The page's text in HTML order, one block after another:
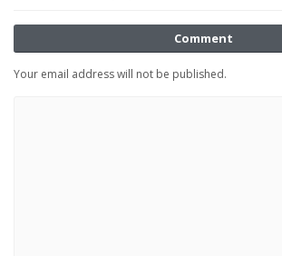
Comment
Your email address will not be published.